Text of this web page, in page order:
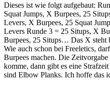
Dieses ist wie folgt aufgebaut:
Squat Jumps, X Burpees, 25
Levers, X Burpees, 25 Squat
Levers Runde 3 = 25 Situps, X
Burpees, 25 Situps… Das X steht
Wie auch schon bei Freeletics,
Burpees machen. Die
komme, dann gibt es eine
sind Elbow Planks. Ich hoffe das